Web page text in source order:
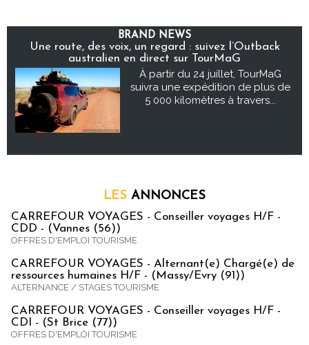
BRAND NEWS
Une route, des voix, un regard : suivez l’Outback
australien en direct sur TourMaG
À partir du 24 juillet, TourMaG
suivra une expédition de plus de
5 000 kilomètres à travers...
LES ANNONCES
CARREFOUR VOYAGES - Conseiller voyages H/F -
CDD - (Vannes (56))
OFFRES D'EMPLOI TOURISME
CARREFOUR VOYAGES - Alternant(e) Chargé(e) de
ressources humaines H/F - (Massy/Evry (91))
ALTERNANCE / STAGES TOURISME
CARREFOUR VOYAGES - Conseiller voyages H/F -
CDI - (St Brice (77))
OFFRES D'EMPLOI TOURISME